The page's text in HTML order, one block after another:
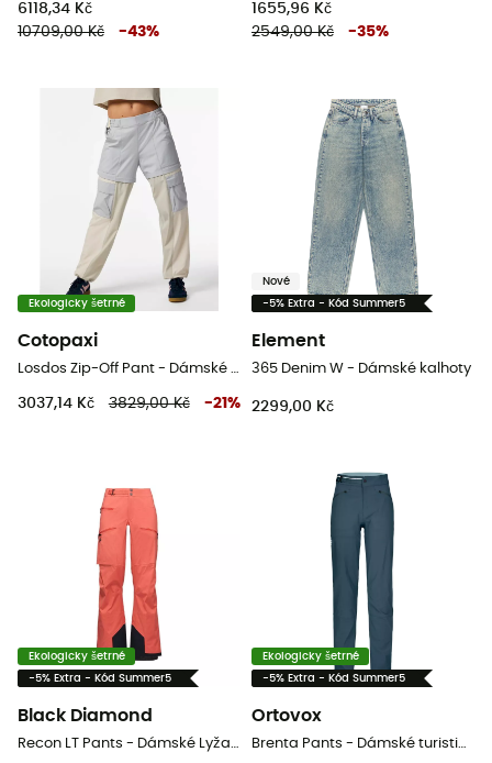
6118,34 Kč
10709,00 Kč
-43%
1655,96 Kč
2549,00 Kč
-35%
Ekologicky šetrné
Cotopaxi
3037,14 Kč 3829,00 Kč -21 %
Nové
-5% Extra - Kód Summer5
Element
365 Denim W - Dámské kalhoty
2299,00 Kč
Ekologicky šetrné
-5% Extra - Kód Summer5
Black Diamond
Ekologicky šetrné
-5% Extra - Kód Summer5
Ortovox